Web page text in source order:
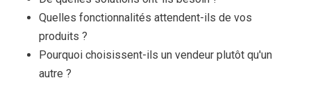
Quelles fonctionnalités attendent-ils de vos
produits ?
Pourquoi choisissent-ils un vendeur plutôt qu'un
autre ?